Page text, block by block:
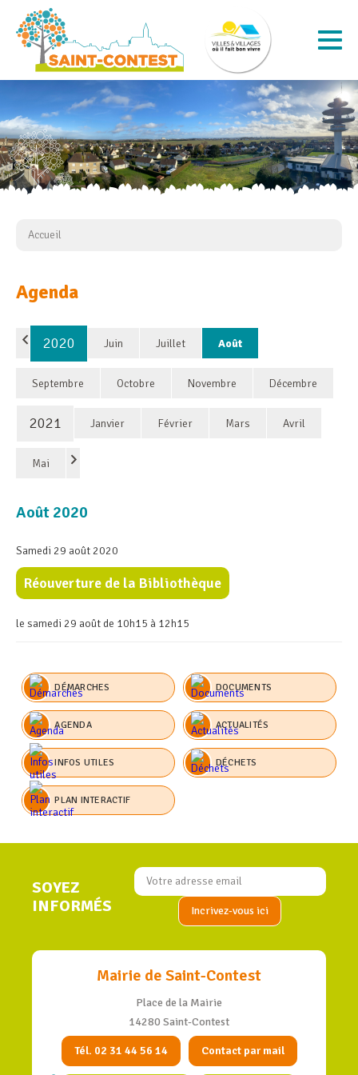
Accueil
Agenda
2020 Juin Juillet Août
Septembre Octobre Novembre Décembre
2021 Janvier Février Mars Avril
Mai
Août 2020
Samedi 29 août 2020
Réouverture de la Bibliothèque
le samedi 29 août de 10h15 à 12h15
DÉMARCHES DOCUMENTS
AGENDA ACTUALITÉS
INFOS UTILES DÉCHETS
PLAN INTERACTIF
SOYEZ
INFORMÉS
Mairie de Saint-Contest
Place de la Mairie
14280 Saint-Contest
Tél. 02 31 44 56 14 Contact par mail